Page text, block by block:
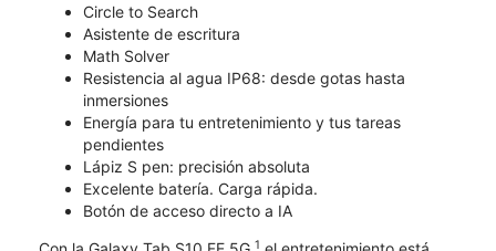
Circle to Search
Asistente de escritura
Math Solver
Resistencia al agua IP68: desde gotas hasta
inmersiones
Energía para tu entretenimiento y tus tareas
pendientes
Lápiz S pen: precisión absoluta
Excelente batería. Carga rápida.
Botón de acceso directo a IA
1